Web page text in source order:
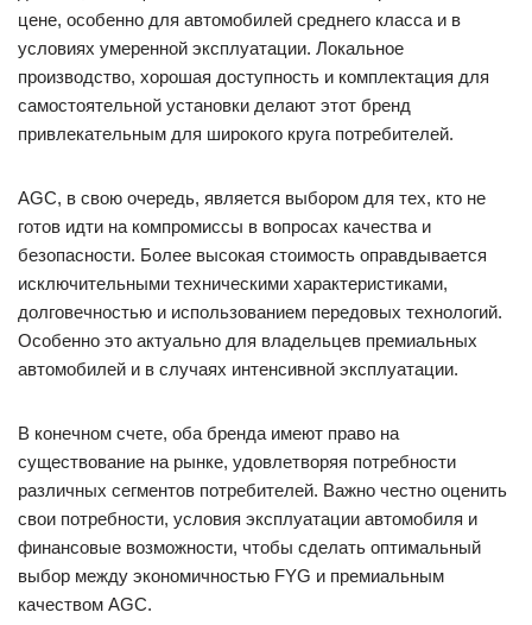
цене, особенно для автомобилей среднего класса и в
условиях умеренной эксплуатации. Локальное
производство, хорошая доступность и комплектация для
самостоятельной установки делают этот бренд
привлекательным для широкого круга потребителей.
AGC, в свою очередь, является выбором для тех, кто не
готов идти на компромиссы в вопросах качества и
безопасности. Более высокая стоимость оправдывается
исключительными техническими характеристиками,
долговечностью и использованием передовых технологий.
Особенно это актуально для владельцев премиальных
автомобилей и в случаях интенсивной эксплуатации.
В конечном счете, оба бренда имеют право на
существование на рынке, удовлетворяя потребности
различных сегментов потребителей. Важно честно оценить
свои потребности, условия эксплуатации автомобиля и
финансовые возможности, чтобы сделать оптимальный
выбор между экономичностью FYG и премиальным
качеством AGC.